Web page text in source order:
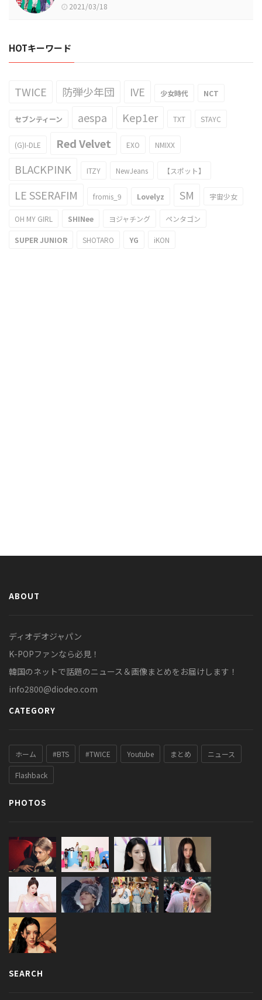
2021/03/18
HOTキーワード
TWICE 防弾少年団 IVE 少女時代 NCT
セブンティーン aespa Kep1er TXT STAYC
(G)I-DLE Red Velvet EXO NMIXX
BLACKPINK ITZY NewJeans 【スポット】
LE SSERAFIM fromis_9 Lovelyz SM 宇宙少女
OH MY GIRL SHINee ヨジャチング ペンタゴン
SUPER JUNIOR SHOTARO YG iKON
ABOUT
ディオデオジャパン
K-POPファンなら必見！
韓国のネットで話題のニュース＆画像まとめをお届けします！
info2800@diodeo.com
CATEGORY
ホーム #BTS #TWICE Youtube まとめ ニュース
Flashback
PHOTOS
SEARCH